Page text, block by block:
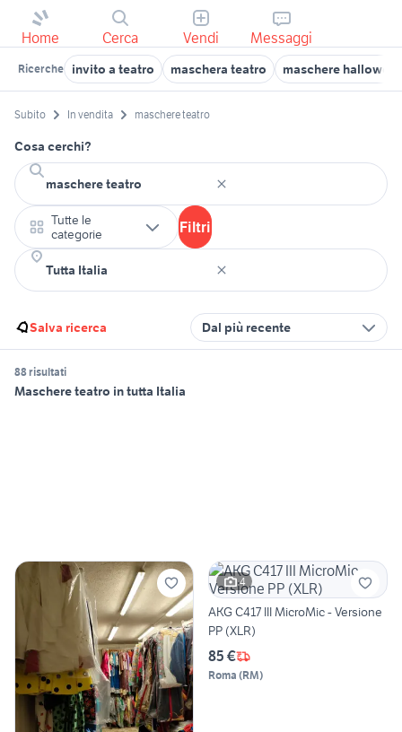
Home Cerca Vendi Messaggi
Ricerche invito a teatro maschera teatro maschere
Subito In vendita maschere teatro
Cosa cerchi?
Tutte le
categorie
Filtri
Salva ricerca Dal più recente
88 risultati
Maschere teatro in tutta Italia
4
AKG C417 III MicroMic - Versione
PP (XLR)
85 €
Roma (RM)